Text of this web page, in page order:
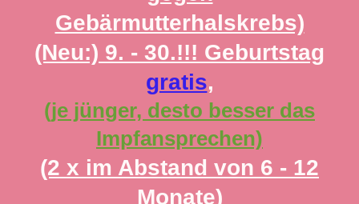
Gebärmutterhalskrebs)
(Neu:) 9. - 30.!!! Geburtstag
gratis,
(je jünger, desto besser das
Impfansprechen)
(2 x im Abstand von 6 - 12
Monate)